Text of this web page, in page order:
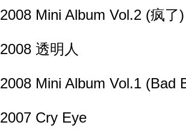
2008 Mini Album Vol.2 (疯了)
2008 透明人
2008 Mini Album Vol.1 (Bad
2007 Cry Eye